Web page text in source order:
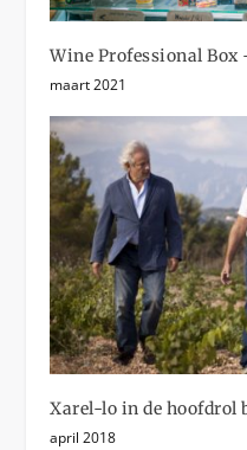
Wine Professional
maart 2021
Xarel-lo in de hoofdrol
april 2018